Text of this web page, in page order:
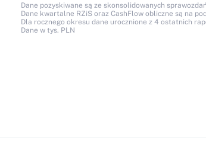
Dane pozyskiwane są ze skonsolidowanych
Dane kwartalne RZiS oraz CashFlow obliczne są na
Dla rocznego okresu dane urocznione z 4 ostatnich
Dane w tys. PLN